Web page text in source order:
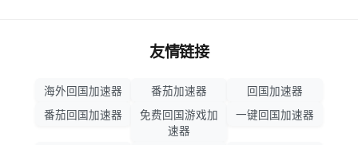
友情链接
海外回国加速器 番茄加速器
回国加速器
番茄回国加速器
免费回国游戏加
速器
一键回国加速器